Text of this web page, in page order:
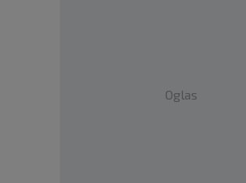
Oglas